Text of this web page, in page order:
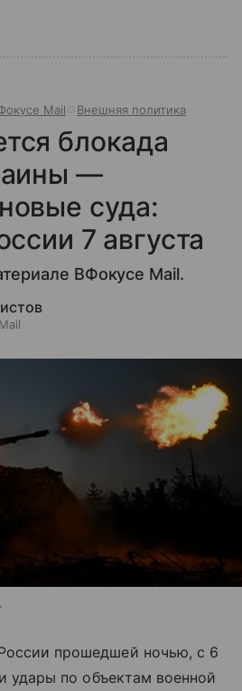
Mail Внешняя политика
блокада
—
суда:
7 августа
ВФокусе Mail.
прошедшей ночью, с 6
удары по объектам военной